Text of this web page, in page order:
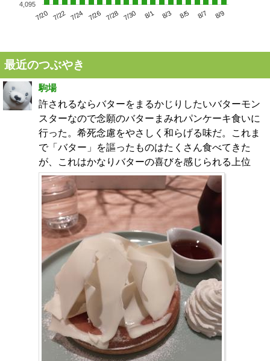
7/20 7/22 7/24 7/26 7/28 7/30 8/1 8/3 8/5 8/7 8/9
4,095
最近のつぶやき
駒場
許されるならバターをまるかじりしたいバターモン
スターなので念願のバターまみれパンケーキ食いに
行った。希死念慮をやさしく和らげる味だ。これま
で「バター」を謳ったものはたくさん食べてきた
が、これはかなりバターの喜びを感じられる上位